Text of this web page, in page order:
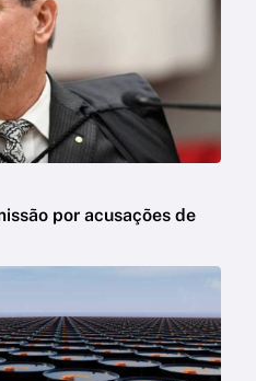
por acusações de